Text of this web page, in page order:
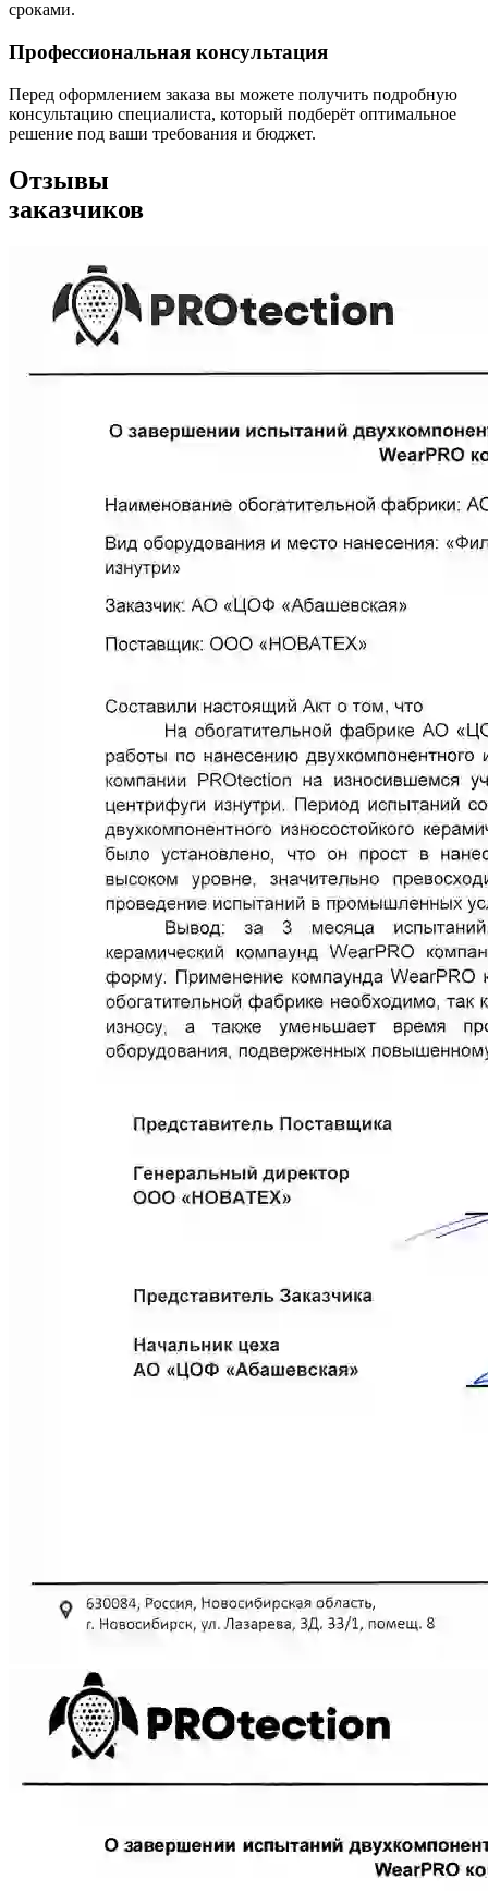
сроками.
Профессиональная консультация
Перед оформлением заказа вы можете получить подробную
консультацию специалиста, который подберёт оптимальное
решение под ваши требования и бюджет.
Отзывы
заказчиков